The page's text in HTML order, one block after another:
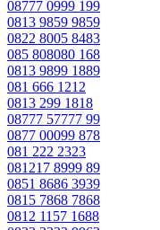
08777 0999 199
0813 9859 9859
0822 8005 8483
085 808080 168
0813 9899 1889
081 666 1212
0813 299 1818
08777 57777 99
0877 00099 878
081 222 2323
081217 8999 89
0851 8686 3939
0815 7868 7868
0812 1157 1688